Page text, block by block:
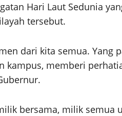
Hari Laut Sedunia
tersebut.
dari kita semua.
kampus, memberi
bersama, milik